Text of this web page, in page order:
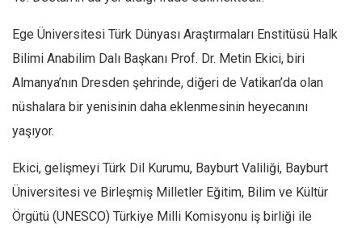
Ömer Kayani
Yusuf Armağan
Hasanali Yıldırım
Leyla Şerif Emin
Abir E. Nahas
Ege Üniversitesi Türk Dünyası Araştırmaları Enstitüsü Halk
Bilimi Anabilim Dalı Başkanı Prof. Dr. Metin Ekici, biri
Almanya’nın Dresden şehrinde, diğeri de Vatikan’da olan
nüshalara bir yenisinin daha eklenmesinin heyecanını
yaşıyor.
Ekici, gelişmeyi Türk Dil Kurumu, Bayburt Valiliği, Bayburt
Üniversitesi ve Birleşmiş Milletler Eğitim, Bilim ve Kültür
Örgütü (UNESCO) Türkiye Milli Komisyonu iş birliği ile